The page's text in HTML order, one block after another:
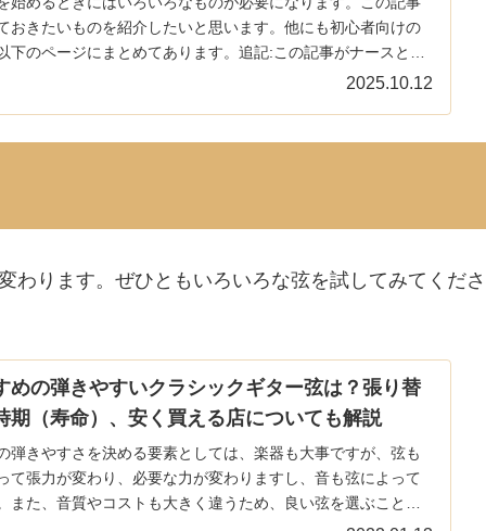
おきたいものを紹介したいと思います。他にも初心者向けの
下のページにまとめてあります。追記:この記事がナースとき
紹...
2025.10.12
わります。ぜひともいろいろな弦を試してみてくださ
めの弾きやすいクラシックギター弦は？張り替
期（寿命）、安く買える店についても解説
弾きやすさを決める要素としては、楽器も大事ですが、弦も
て張力が変わり、必要な力が変わりますし、音も弦によって
また、音質やコストも大きく違うため、良い弦を選ぶことは